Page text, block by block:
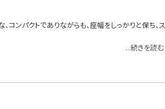
コンパクトでありながらも、座幅をしっかりと保ち、ス
...続きを読む